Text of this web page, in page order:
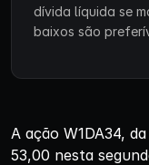
dívida líquida se
baixos são
A ação W1DA34,
53,00 nesta